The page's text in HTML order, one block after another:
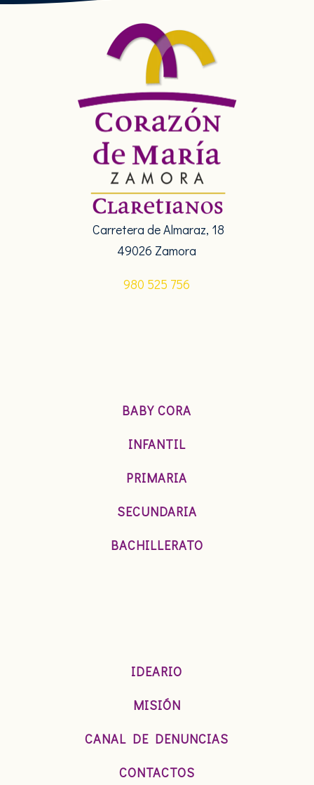
Carretera de Almaraz, 18
49026 Zamora
980 525 756
BABY CORA
INFANTIL
PRIMARIA
SECUNDARIA
BACHILLERATO
IDEARIO
MISIÓN
CANAL DE DENUNCIAS
CONTACTOS